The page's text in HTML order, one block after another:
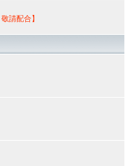
請配合】